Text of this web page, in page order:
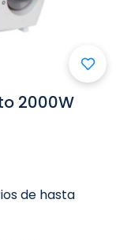
2000W
de hasta